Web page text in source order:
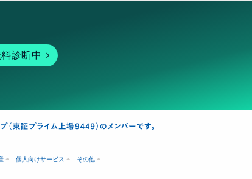
診断中
個人向けサービス その他